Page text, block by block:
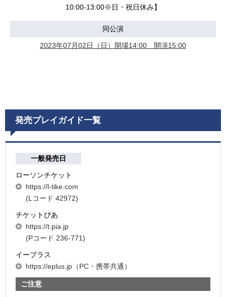
10:00-13:00※日・祝日休み】
同公演
2023年07月02日（日）開場14:00 開演15:00
発売プレイガイド一覧
一般発売日
ローソンチケット
https://l-tike.com
(Lコード 42972)
チケットぴあ
https://t.pia.jp
(Pコード 236-771)
イープラス
https://eplus.jp（PC・携帯共通）
ご注意